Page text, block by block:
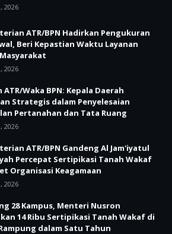
2026
ATR/BPN Hadirkan Pengukuran
Beri Kepastian Waktu Layanan
2026
ATR/Waka BPN: Kepala Daerah
Strategis dalam Penyelesaian
Pertanahan dan Tata Ruang
2026
ATR/BPN Gandeng Al Jam'iyatul
Percepat Sertipikasi Tanah Wakaf
Organisasi Keagamaan
2026
28 Kampus, Menteri Nusron
14 Ribu Sertipikasi Tanah Wakaf di
dalam Satu Tahun